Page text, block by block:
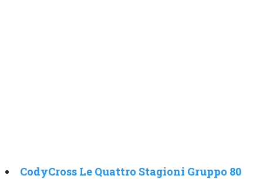
CodyCross Le Quattro Stagioni Gruppo 80